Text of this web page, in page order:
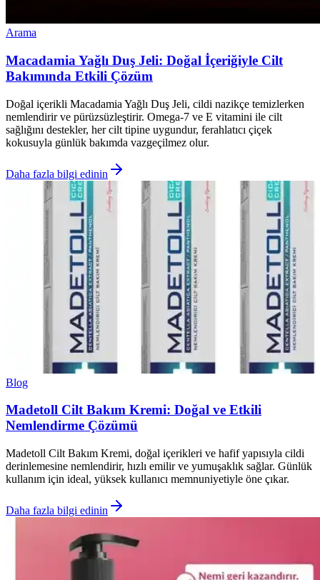
Arama
Macadamia Yağlı Duş Jeli: Doğal İçeriğiyle Cilt
Bakımında Etkili Çözüm
Doğal içerikli Macadamia Yağlı Duş Jeli, cildi nazikçe temizlerken
nemlendirir ve pürüzsüzleştirir. Omega-7 ve E vitamini ile cilt
sağlığını destekler, her cilt tipine uygundur, ferahlatıcı çiçek
kokusuyla günlük bakımda vazgeçilmez olur.
Daha fazla bilgi edinin
Blog
Madetoll Cilt Bakım Kremi: Doğal ve Etkili
Nemlendirme Çözümü
Madetoll Cilt Bakım Kremi, doğal içerikleri ve hafif yapısıyla cildi
derinlemesine nemlendirir, hızlı emilir ve yumuşaklık sağlar. Günlük
kullanım için ideal, yüksek kullanıcı memnuniyetiyle öne çıkar.
Daha fazla bilgi edinin